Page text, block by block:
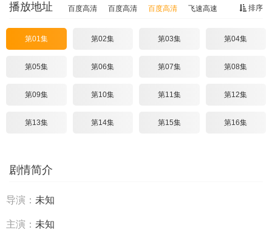
排序
播放地址 百度高清 百度高清 百度高清 飞速高速
第01集 第02集 第03集 第04集
第05集 第06集 第07集 第08集
第09集 第10集 第11集 第12集
第13集 第14集 第15集 第16集
剧情简介
导演： 未知
主演： 未知